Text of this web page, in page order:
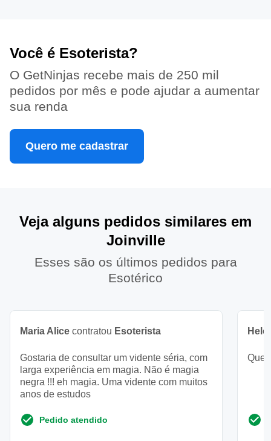
Você é Esoterista?
O GetNinjas recebe mais de 250 mil
pedidos por mês e pode ajudar a aumentar
sua renda
Quero me cadastrar
Veja alguns pedidos similares em
Joinville
Esses são os últimos pedidos para
Esotérico
Maria Alice contratou Esoterista
Gostaria de consultar um vidente séria, com
larga experiência em magia. Não é magia
negra !!! eh magia. Uma vidente com muitos
anos de estudos
Pedido atendido